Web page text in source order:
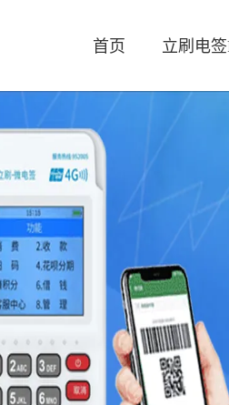
首页 立刷电签